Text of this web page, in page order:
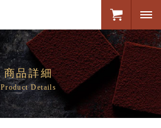
商品詳細
Product Details